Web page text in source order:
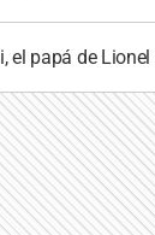
el papá de